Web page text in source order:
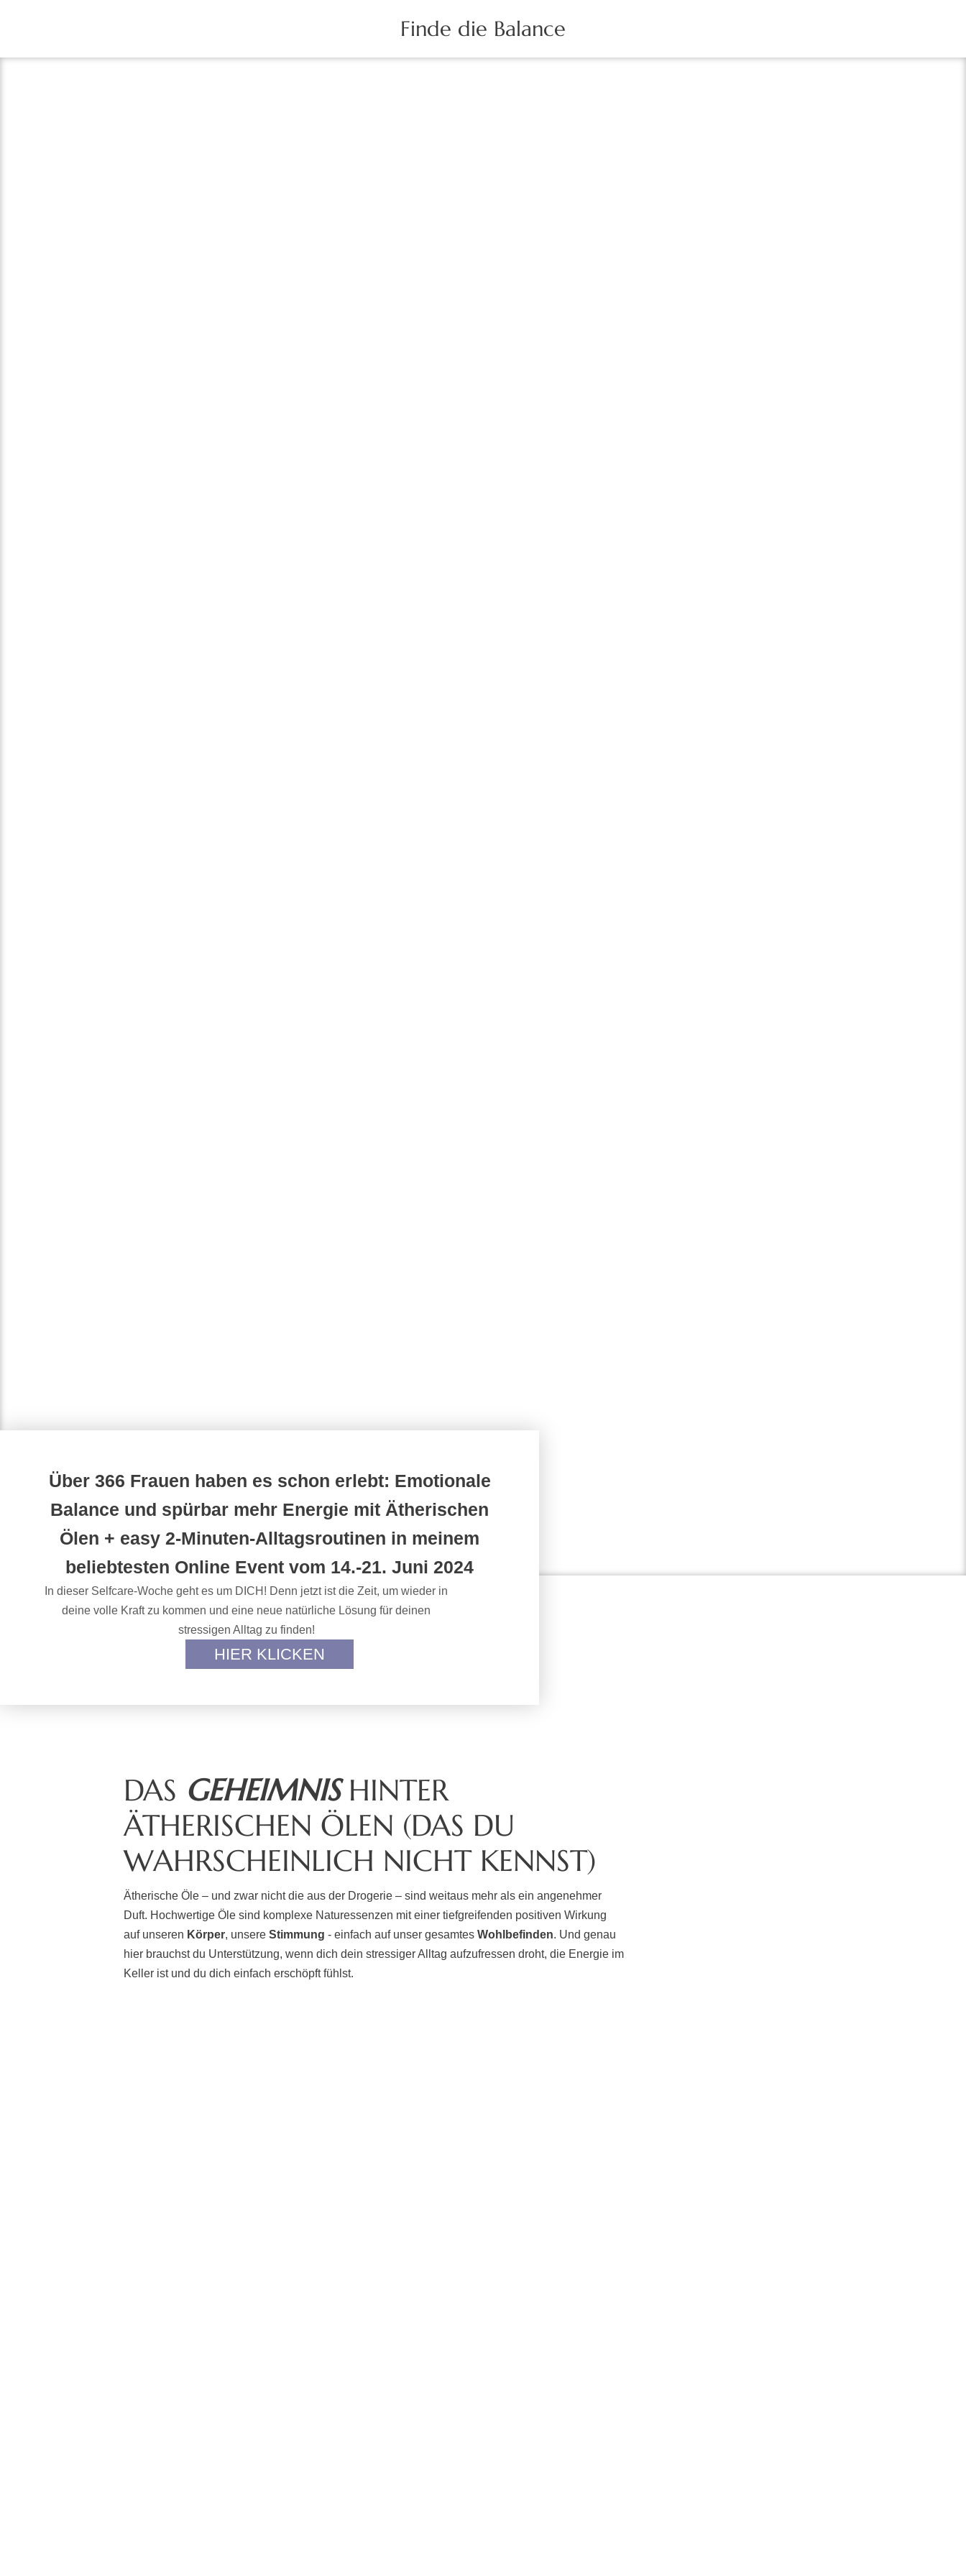
Finde die Balance
Über 366 Frauen haben es schon erlebt: Emotionale
Balance und spürbar mehr Energie mit Ätherischen
Ölen + easy 2-Minuten-Alltagsroutinen in meinem
beliebtesten Online Event vom 14.-21. Juni 2024
In dieser Selfcare-Woche geht es um DICH! Denn jetzt ist die Zeit, um wieder in
deine volle Kraft zu kommen und eine neue natürliche Lösung für deinen
stressigen Alltag zu finden!
HIER KLICKEN
DAS GEHEIMNISHINTER
ÄTHERISCHEN ÖLEN (DAS DU
WAHRSCHEINLICH NICHT KENNST)
Ätherische Öle – und zwar nicht die aus der Drogerie – sind weitaus mehr als ein angenehmer
Duft. Hochwertige Öle sind komplexe Naturessenzen mit einer tiefgreifenden positiven Wirkung
auf unseren Körper, unsere Stimmung - einfach auf unser gesamtes Wohlbefinden. Und genau
hier brauchst du Unterstützung, wenn dich dein stressiger Alltag aufzufressen droht, die Energie im
Keller ist und du dich einfach erschöpft fühlst.